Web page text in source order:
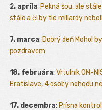
2. apríla: Pekná šou, ale
stálo a či by tie miliardy
7. marca: Dobrý deň Mohol
pozdravom
18. februára: Vrtulník OM-
Bratislave, 4 osoby nehodu
17. decembra: Prísna